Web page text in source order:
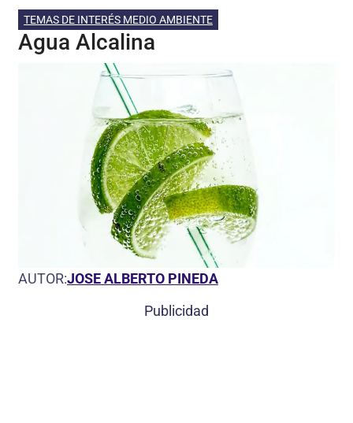
TEMAS DE INTERÉS MEDIO AMBIENTE
Agua Alcalina
AUTOR:JOSE ALBERTO PINEDA
Publicidad